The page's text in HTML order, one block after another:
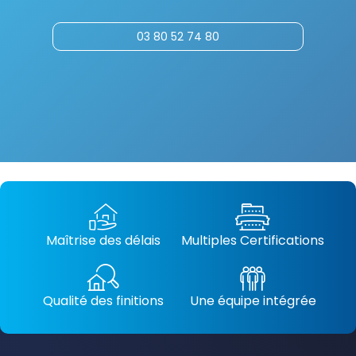
03 80 52 74 80
Maîtrise des délais Multiples Certifications
Qualité des finitions Une équipe intégrée